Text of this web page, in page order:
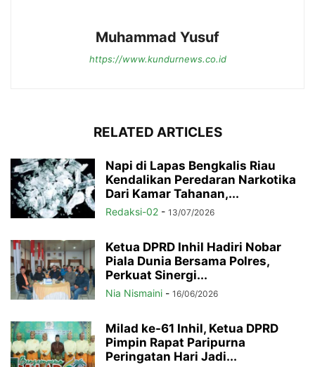
Muhammad Yusuf
https://www.kundurnews.co.id
RELATED ARTICLES
Napi di Lapas Bengkalis Riau
Kendalikan Peredaran Narkotika
Dari Kamar Tahanan,...
Redaksi-02 - 13/07/2026
Ketua DPRD Inhil Hadiri Nobar
Piala Dunia Bersama Polres,
Perkuat Sinergi...
Nia Nismaini - 16/06/2026
Milad ke-61 Inhil, Ketua DPRD
Pimpin Rapat Paripurna
Peringatan Hari Jadi...